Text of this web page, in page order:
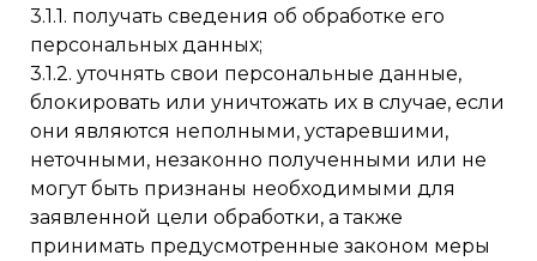
3.1.1. получать сведения об обработке его
персональных данных;
3.1.2. уточнять свои персональные данные,
блокировать или уничтожать их в случае, если
они являются неполными, устаревшими,
неточными, незаконно полученными или не
могут быть признаны необходимыми для
заявленной цели обработки, а также
принимать предусмотренные законом меры